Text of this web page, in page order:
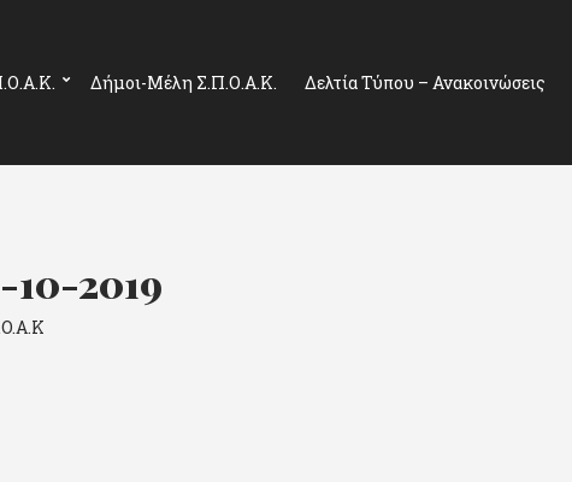
Δήμοι-Μέλη Σ.Π.Ο.Α.Κ. Δελτία Τύπου – Ανακοινώσεις
2019